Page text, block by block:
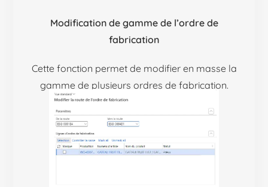
Modification de gamme de l’ordre de
fabrication
Cette fonction permet de modifier en masse la
gamme de plusieurs ordres de fabrication.